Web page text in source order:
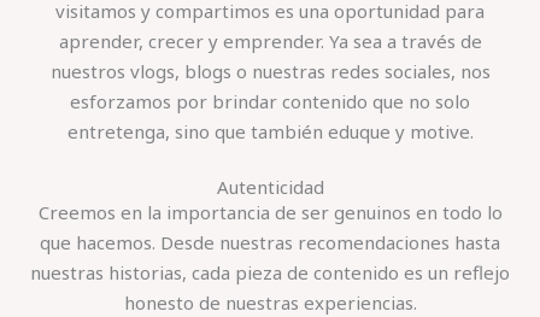
visitamos y compartimos es una oportunidad para
aprender, crecer y emprender. Ya sea a través de
nuestros vlogs, blogs o nuestras redes sociales, nos
esforzamos por brindar contenido que no solo
entretenga, sino que también eduque y motive.
Autenticidad
Creemos en la importancia de ser genuinos en todo lo
que hacemos. Desde nuestras recomendaciones hasta
nuestras historias, cada pieza de contenido es un reflejo
honesto de nuestras experiencias.